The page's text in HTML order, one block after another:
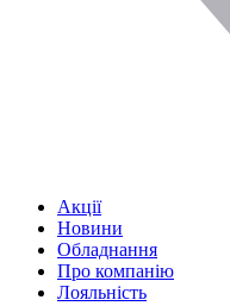
Акції
Новини
Обладнання
Про компанію
Лояльність